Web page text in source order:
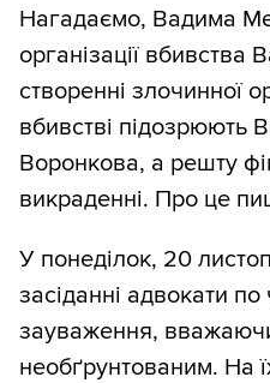
Нагадаємо, Вадима
організації вбивства
створенні злочинної
вбивстві підозрюють
Воронкова, а решту
викраденні. Про це
У понеділок, 20
засіданні адвокати
зауваження,
необґрунтованим. На